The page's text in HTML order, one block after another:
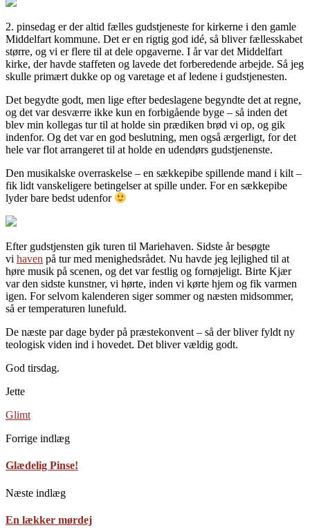
2. pinsedag er der altid fælles gudstjeneste for kirkerne i den gamle
Middelfart kommune. Det er en rigtig god idé, så bliver fællesskabet
større, og vi er flere til at dele opgaverne. I år var det Middelfart
kirke, der havde staffeten og lavede det forberedende arbejde. Så jeg
skulle primært dukke op og varetage et af ledene i gudstjenesten.
Det begydte godt, men lige efter bedeslagene begyndte det at regne,
og det var desværre ikke kun en forbigående byge – så inden det
blev min kollegas tur til at holde sin prædiken brød vi op, og gik
indenfor. Og det var en god beslutning, men også ærgerligt, for det
hele var flot arrangeret til at holde en udendørs gudstjenenste.
Den musikalske overraskelse – en sækkepibe spillende mand i kilt –
fik lidt vanskeligere betingelser at spille under. For en sækkepibe
lyder bare bedst udenfor
Efter gudstjensten gik turen til Mariehaven. Sidste år besøgte
vi haven på tur med menighedsrådet. Nu havde jeg lejlighed til at
høre musik på scenen, og det var festlig og fornøjeligt. Birte Kjær
var den sidste kunstner, vi hørte, inden vi kørte hjem og fik varmen
igen. For selvom kalenderen siger sommer og næsten midsommer,
så er temperaturen lunefuld.
De næste par dage byder på præstekonvent – så der bliver fyldt ny
teologisk viden ind i hovedet. Det bliver vældig godt.
God tirsdag.
Jette
Glimt
Forrige indlæg
Glædelig Pinse!
Næste indlæg
En lækker mørdej